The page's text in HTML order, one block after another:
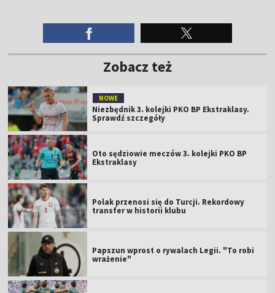
Zobacz też
NOWE
Niezbędnik 3. kolejki PKO BP Ekstraklasy.
Sprawdź szczegóły
Oto sędziowie meczów 3. kolejki PKO BP
Ekstraklasy
Polak przenosi się do Turcji. Rekordowy
transfer w historii klubu
Papszun wprost o rywalach Legii. "To robi
wrażenie"